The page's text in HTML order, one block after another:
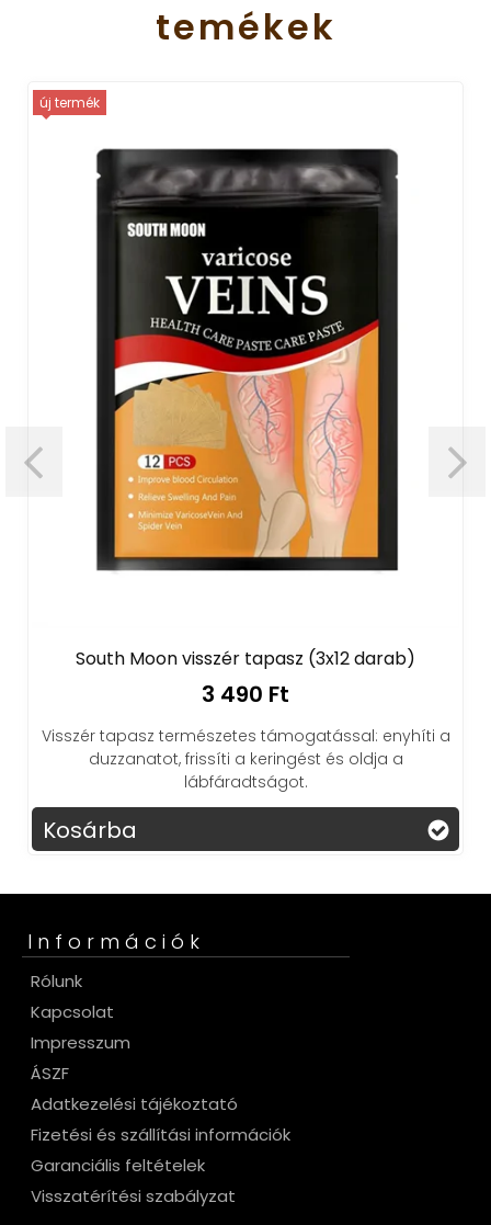
temékek
új termék
South Moon visszér tapasz (3x12 darab)
3 490 Ft
Visszér tapasz természetes támogatással: enyhíti a
duzzanatot, frissíti a keringést és oldja a
lábfáradtságot.
Kosárba
Információk
Rólunk
Kapcsolat
Impresszum
ÁSZF
Adatkezelési tájékoztató
Fizetési és szállítási információk
Garanciális feltételek
Visszatérítési szabályzat